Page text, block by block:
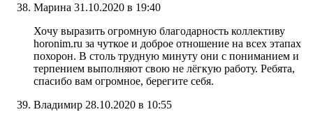
Марина 31.10.2020 в 19:40
Хочу выразить огромную благодарность коллективу
horonim.ru за чуткое и доброе отношение на всех этапах
похорон. В столь трудную минуту они с пониманием и
терпением выполняют свою не лёгкую работу. Ребята,
спасибо вам огромное, берегите себя.
Владимир 28.10.2020 в 10:55